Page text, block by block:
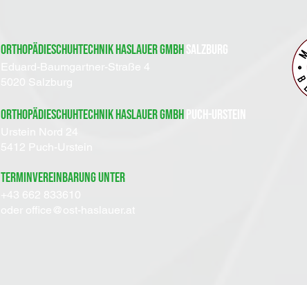
Orthopädieschuhtechnik Haslauer GmbHSALZBURG
Eduard-Baumgartner-Straße 4
5020 Salzburg
Orthopädieschuhtechnik Haslauer GmbHPUCH-URSTEIN
Urstein Nord 24​
terminvereinbarung unter